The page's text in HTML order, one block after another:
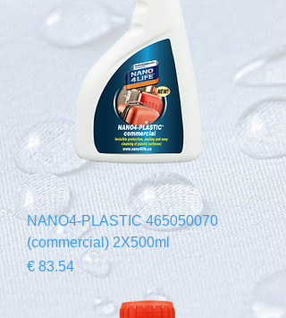
465050070 NANO4-PLASTIC
(commercial) 2X500ml
السعر